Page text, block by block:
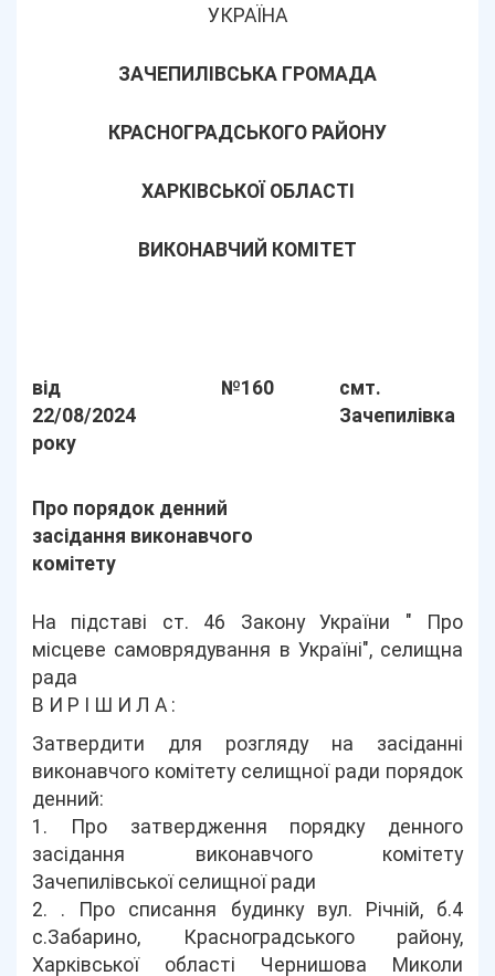
УКРАЇНА
ЗАЧЕПИЛІВСЬКА ГРОМАДА
КРАСНОГРАДСЬКОГО РАЙОНУ
ХАРКІВСЬКОЇ ОБЛАСТІ
ВИКОНАВЧИЙ КОМІТЕТ
від
22/08/2024
року
№160
смт.
Зачепилівка
Про порядок денний
засідання виконавчого
комітету
На підставі ст. 46 Закону України " Про
місцеве самоврядування в Україні", селищна
рада
В И Р І Ш И Л А :
Затвердити для розгляду на засіданні
виконавчого комітету селищної ради порядок
денний:
1. Про затвердження порядку денного
засідання виконавчого комітету
Зачепилівської селищної ради
2. . Про списання будинку вул. Річній, б.4
с.Забарино, Красноградського району,
Харківської області Чернишова Миколи